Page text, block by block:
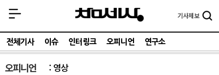
기사제보
전체기사 이슈 인터링크 오피니언 연구소
오피니언 영상